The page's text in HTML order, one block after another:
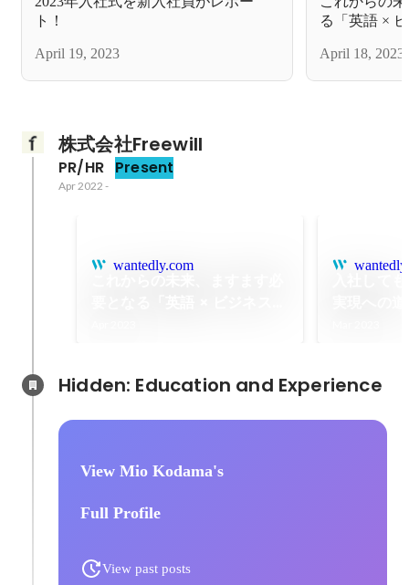
ト！
April 19, 2023
る「英語 ×
レーニング
April 18, 2023
株式会社Freewill
PR/HR Present
Apr 2022 -
wantedly.com
View Mio Kodama's
Full Profile
View past posts